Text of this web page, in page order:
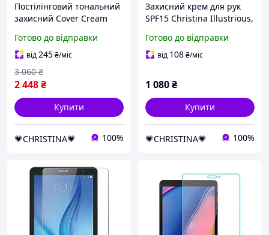
Постілінговий тональний
захисний Cover Cream
Post Peeling 20 мл
Готово до відправки
від245₴/міс
2 448₴
3 060 ₴
Купити
💗CHRISTINA💗 100%
Захисний крем для рук
SPF15 Christina Illustrious,
Готово до відправки
від 108₴/міс
1 080₴
Купити
💗CHRISTINA💗 100%